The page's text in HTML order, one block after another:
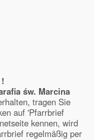
św. Marcina
tragen Sie
auf 'Pfarrbrief
kennen, wird
regelmäßig per